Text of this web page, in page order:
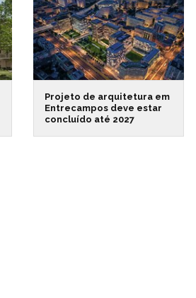
Projeto de arquitetura em
Entrecampos deve estar
concluído até 2027